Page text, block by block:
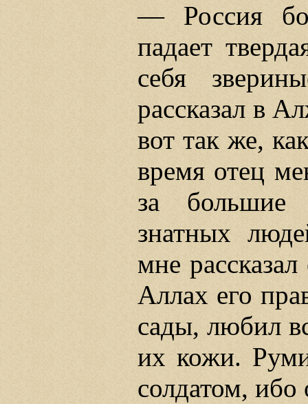
— Россия
падает
себя
рассказал в
вот так же,
время отец
за большие
знатных
мне
Аллах его
сады, любил
их кожи.
солдатом,